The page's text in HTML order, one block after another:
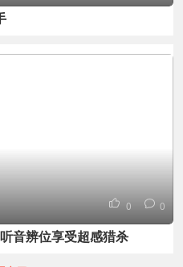
0 0
音辨位享受超感猎杀